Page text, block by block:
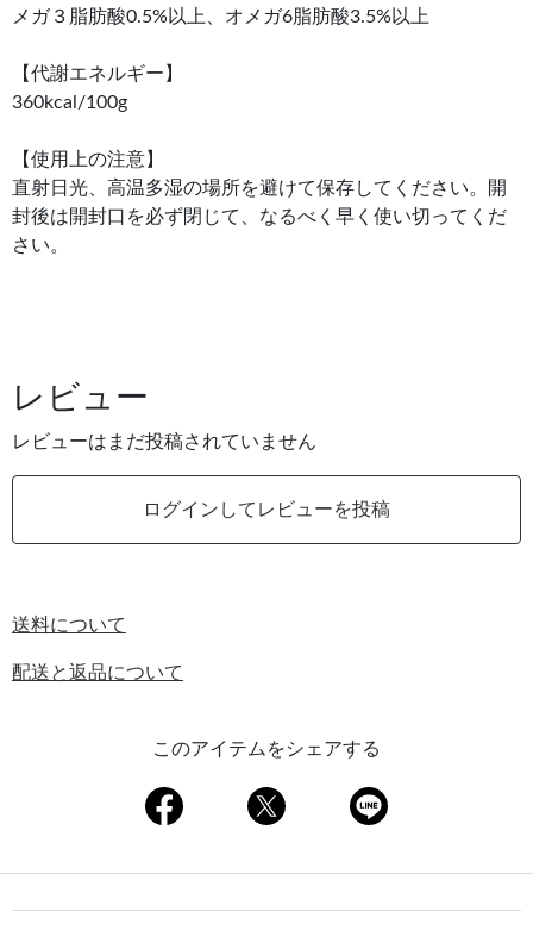
メガ３脂肪酸0.5%以上、オメガ6脂肪酸3.5%以上
【代謝エネルギー】
360kcal/100g
【使用上の注意】
直射日光、高温多湿の場所を避けて保存してください。開
封後は開封口を必ず閉じて、なるべく早く使い切ってくだ
さい。
レビュー
レビューはまだ投稿されていません
ログインしてレビューを投稿
送料について
配送と返品について
このアイテムをシェアする